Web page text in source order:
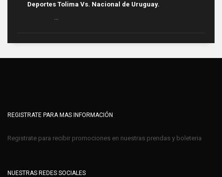
Deportes Tolima Vs. Nacional de Uruguay.
...
REGISTRATE PARA MAS INFORMACIÓN
Registrate para recibir promociones en nuestras prendas y boleteria
NUESTRAS REDES SOCIALES